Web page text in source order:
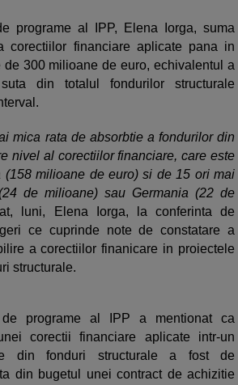
programe al IPP, Elena Iorga, suma
corectiilor financiare aplicate pana in
300 milioane de euro, echivalentul a
din totalul fondurilor structurale
mica rata de absorbtie a fondurilor din
nivel al corectiilor financiare, care este
(158 milioane de euro) si de 15 ori mai
de milioane) sau Germania (22 de
luni, Elena Iorga, la conferinta de
ce cuprinde note de constatare a
a corectiilor finanicare in proiectele
structurale.
de programe al IPP a mentionat ca
corectii financiare aplicate intr‐un
din fonduri structurale a fost de
din bugetul unei contract de achizitie